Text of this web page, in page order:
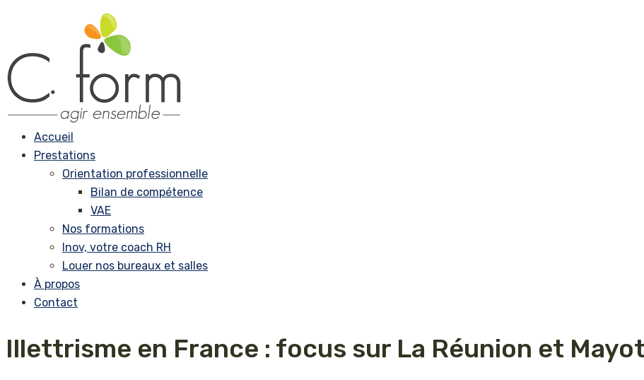
Accueil
Prestations
Orientation professionnelle
Bilan de compétence
VAE
Nos formations
Inov, votre coach RH
Louer nos bureaux et salles
À propos
Contact
Illettrisme en France : focus sur La Réunion et